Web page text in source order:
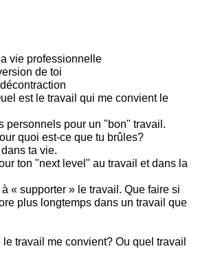
vie professionnelle
de toi
est le travail qui me convient le
personnels pour un "bon" travail.
quoi est-ce que tu brûles?
ta vie.
ton "next level" au travail et dans la
« supporter » le travail. Que faire si
plus longtemps dans un travail que
travail me convient? Ou quel travail